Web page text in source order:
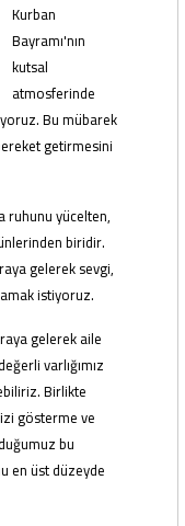
Kurban
Bayramı'nın
kutsal
atmosferinde
Bu mübarek
getirmesini
ruhunu yücelten,
biridir.
gelerek sevgi,
istiyoruz.
gelerek aile
varlığımız
Birlikte
gösterme ve
bu
en üst düzeyde